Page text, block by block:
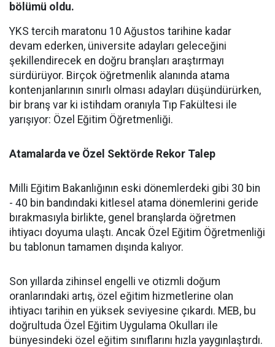
bölümü oldu.
YKS tercih maratonu 10 Ağustos tarihine kadar
devam ederken, üniversite adayları geleceğini
şekillendirecek en doğru branşları araştırmayı
sürdürüyor. Birçok öğretmenlik alanında atama
kontenjanlarının sınırlı olması adayları düşündürürken,
bir branş var ki istihdam oranıyla Tıp Fakültesi ile
yarışıyor: Özel Eğitim Öğretmenliği.
Atamalarda ve Özel Sektörde Rekor Talep
​Milli Eğitim Bakanlığının eski dönemlerdeki gibi 30 bin
- 40 bin bandındaki kitlesel atama dönemlerini geride
bırakmasıyla birlikte, genel branşlarda öğretmen
ihtiyacı doyuma ulaştı. Ancak Özel Eğitim Öğretmenliği
bu tablonun tamamen dışında kalıyor.
​Son yıllarda zihinsel engelli ve otizmli doğum
oranlarındaki artış, özel eğitim hizmetlerine olan
ihtiyacı tarihin en yüksek seviyesine çıkardı. MEB, bu
doğrultuda Özel Eğitim Uygulama Okulları ile
bünyesindeki özel eğitim sınıflarını hızla yaygınlaştırdı.